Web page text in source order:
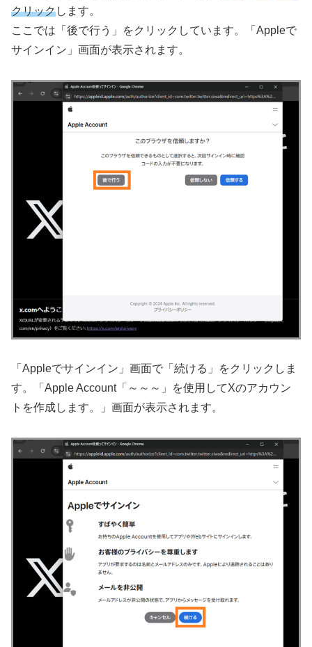
クリックします。
ここでは「後で行う」をクリックしています。「Appleで
サインイン」画面が表示されます。
「Appleでサインイン」画面で「続ける」をクリックしま
す。「Apple Account「～～～」を使用してXのアカウン
トを作成します。」画面が表示されます。